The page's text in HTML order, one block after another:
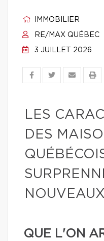
IMMOBILIER
RE/MAX QUÉBEC
3 JUILLET 2026
LES
DES
QUE L'ON